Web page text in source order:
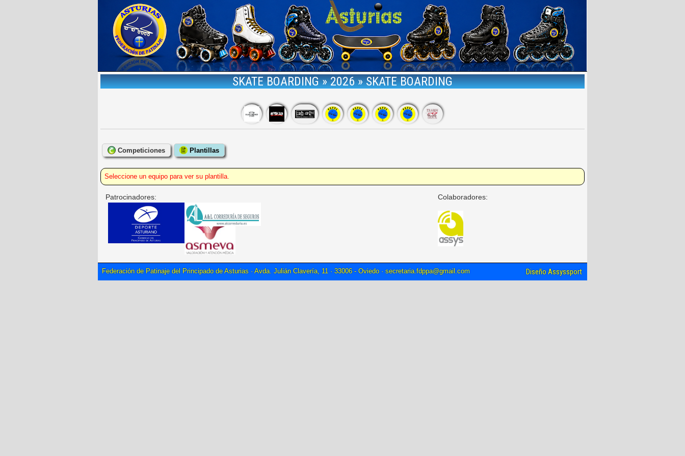
SKATE BOARDING » 2026 » SKATE BOARDING
Competiciones Plantillas
Seleccione un equipo para ver su plantilla.
Patrocinadores: Colaboradores:
Federación de Patinaje del Principado de Asturias · Avda. Julián Clavería, 11 · 33006 - Oviedo · secretaria.fdppa@gmail.com Diseño Assyssport